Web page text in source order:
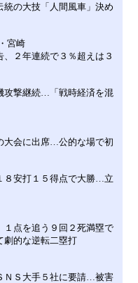
の大技「人間風車」決め
宮崎
２年連続で３％超えは３
攻撃継続…「戦時経済を混
大会に出席…公的な場で初
８安打１５得点で大勝…立
１点を追う９回２死満塁で
的な逆転二塁打
ＮＳ大手５社に要請…被害